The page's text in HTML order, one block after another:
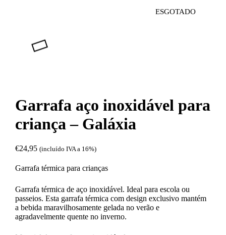
ESGOTADO
Garrafa aço inoxidável para
criança – Galáxia
€24,95 (incluído IVA a 16%)
Garrafa térmica para crianças
Garrafa térmica de aço inoxidável. Ideal para escola ou
passeios. Esta garrafa térmica com design exclusivo mantém
a bebida maravilhosamente gelada no verão e
agradavelmente quente no inverno.